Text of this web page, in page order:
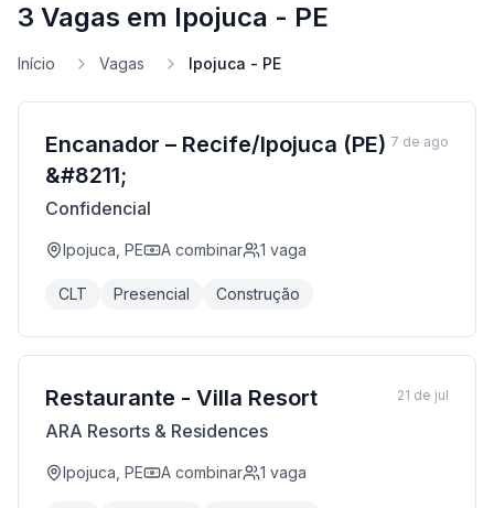
3 Vagas em Ipojuca - PE
Início Vagas Ipojuca - PE
Encanador – Recife/Ipojuca (PE)
&#8211;
Confidencial
Ipojuca, PE A combinar 1 vaga
CLT Presencial Construção
7 de ago
Restaurante - Villa Resort
ARA Resorts & Residences
Ipojuca, PE A combinar 1 vaga
21 de jul